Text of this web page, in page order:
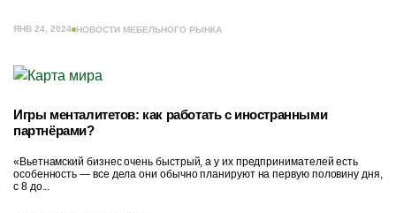
ЯНВ 24, 2024 НОВОСТИ МЕБЕЛЬНОГО РЫНКА
Игры менталитетов: как работать с иностранными
партнёрами?
«Вьетнамский бизнес очень быстрый, а у их предпринимателей есть
особенность — все дела они обычно планируют на первую половину дня,
с 8 до...